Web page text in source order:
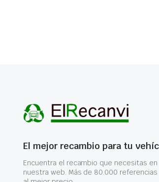
El mejor recambio para tu
Encuentra el recambio que necesitas en
nuestra web. Más de 80.000 referencias